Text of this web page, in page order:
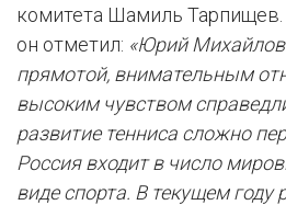
комитета Шамиль
он отметил: «Юрий
прямотой, внимательным
высоким чувством
развитие тенниса сложно
Россия входит в число
виде спорта. В текущем году